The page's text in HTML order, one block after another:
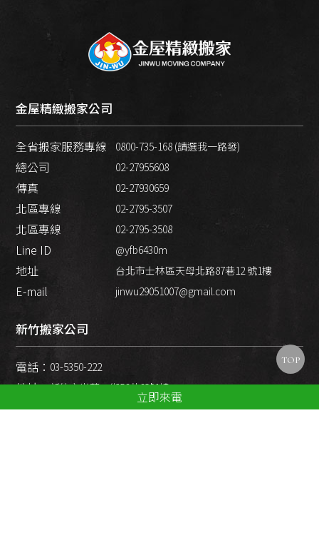
金屋精緻搬家公司
全省搬家服務專線 0800-735-168 (請選我一路發)
總公司 02-27955608
傳真 02-27930659
北區專線 02-2795-3507
北區專線 02-2795-3508
Line ID @yfb6430m
地址 台北市士林區天母北路87巷12 號1樓
E-mail jinwu29051007@gmail.com
新竹搬家公司
電話： 03-5350-222
地址：新竹市光華二街56巷6號1樓
立即來電
TOP